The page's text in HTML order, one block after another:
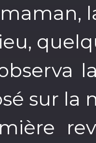
sur la